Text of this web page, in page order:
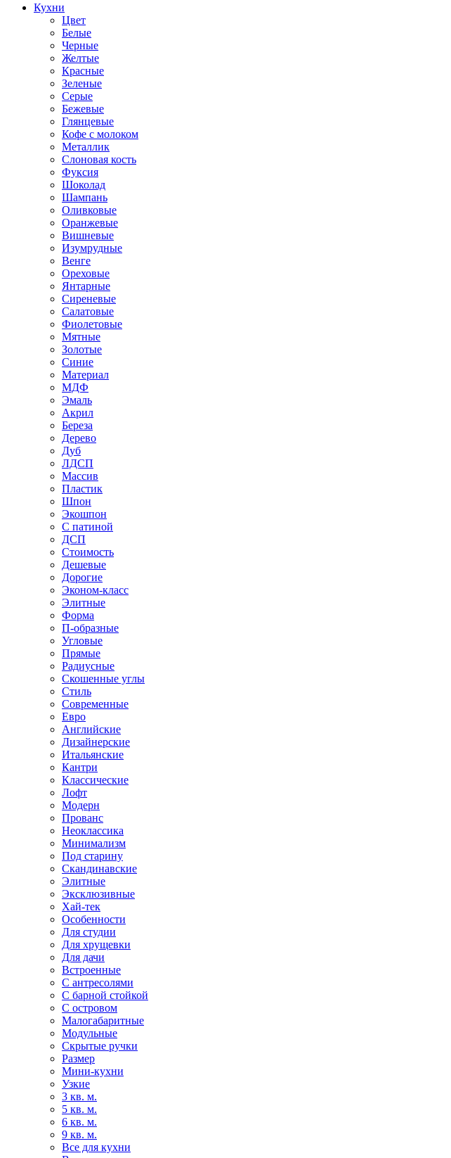
Кухни
Цвет
Белые
Черные
Желтые
Красные
Зеленые
Серые
Бежевые
Глянцевые
Кофе с молоком
Металлик
Слоновая кость
Фуксия
Шоколад
Шампань
Оливковые
Оранжевые
Вишневые
Изумрудные
Венге
Ореховые
Янтарные
Сиреневые
Салатовые
Фиолетовые
Мятные
Золотые
Синие
Материал
МДФ
Эмаль
Акрил
Береза
Дерево
Дуб
ЛДСП
Массив
Пластик
Шпон
Экошпон
С патиной
ДСП
Стоимость
Дешевые
Дорогие
Эконом-класс
Элитные
Форма
П-образные
Угловые
Прямые
Радиусные
Скошенные углы
Стиль
Современные
Евро
Английские
Дизайнерские
Итальянские
Кантри
Классические
Лофт
Модерн
Прованс
Неоклассика
Минимализм
Под старину
Скандинавские
Элитные
Эксклюзивные
Хай-тек
Особенности
Для студии
Для хрущевки
Для дачи
Встроенные
С антресолями
С барной стойкой
С островом
Малогабаритные
Модульные
Скрытые ручки
Размер
Мини-кухни
Узкие
3 кв. м.
5 кв. м.
6 кв. м.
9 кв. м.
Все для кухни